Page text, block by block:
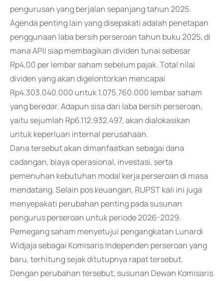
pengurusan yang berjalan sepanjang tahun 2025.
Agenda penting lain yang disepakati adalah penetapan
penggunaan laba bersih perseroan tahun buku 2025, di
mana APII siap membagikan dividen tunai sebesar
Rp4,00 per lembar saham sebelum pajak. Total nilai
dividen yang akan digelontorkan mencapai
Rp4.303.040.000 untuk 1.075.760.000 lembar saham
yang beredar. Adapun sisa dari laba bersih perseroan,
yaitu sejumlah Rp6.112.932.497, akan dialokasikan
untuk keperluan internal perusahaan.
Dana tersebut akan dimanfaatkan sebagai dana
cadangan, biaya operasional, investasi, serta
pemenuhan kebutuhan modal kerja perseroan di masa
mendatang. Selain pos keuangan, RUPST kali ini juga
menyepakati perubahan penting pada susunan
pengurus perseroan untuk periode 2026-2029.
Pemegang saham menyetujui pengangkatan Lunardi
Widjaja sebagai Komisaris Independen perseroan yang
baru, terhitung sejak ditutupnya rapat tersebut.
Dengan perubahan tersebut, susunan Dewan Komisaris